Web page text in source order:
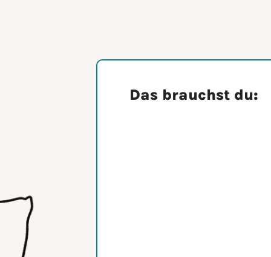
Das brauchst du: